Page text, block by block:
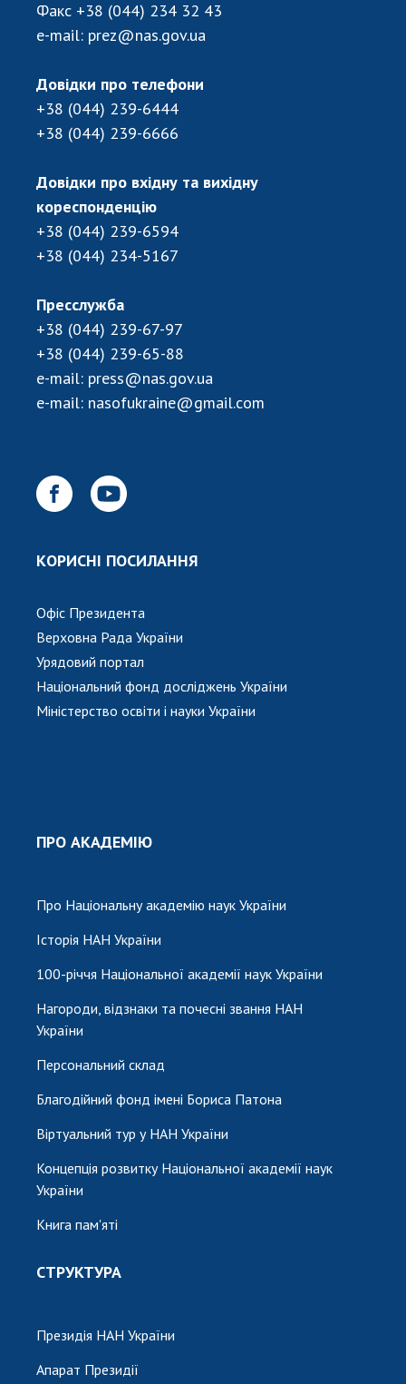
Факс +38 (044) 234 32 43
e-mail: prez@nas.gov.ua
Довідки про телефони
+38 (044) 239-6444
+38 (044) 239-6666
Довідки про вхідну та вихідну
кореспонденцію
+38 (044) 239-6594
+38 (044) 234-5167
Пресслужба
+38 (044) 239-67-97
+38 (044) 239-65-88
e-mail: press@nas.gov.ua
e-mail: nasofukraine@gmail.com
КОРИСНІ ПОСИЛАННЯ
Офіс Президента
Верховна Рада України
Урядовий портал
Національний фонд досліджень України
Міністерство освіти і науки України
ПРО АКАДЕМІЮ
Про Національну академію наук України
Історія НАН України
100-річчя Національної академії наук України
Нагороди, відзнаки та почесні звання НАН
України
Персональний склад
Благодійний фонд імені Бориса Патона
Віртуальний тур у НАН України
Концепція розвитку Національної академії наук
України
Книга пам'яті
СТРУКТУРА
Президія НАН України
Апарат Президії